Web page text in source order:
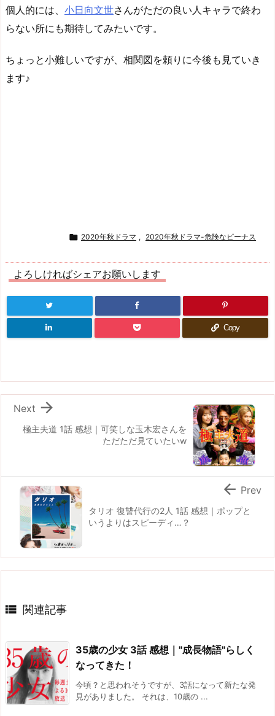
個人的には、 小日向文世さんがただの良い人キャラで終わ
らない所にも期待してみたいです。
ちょっと小難しいですが、相関図を頼りに今後も見ていき
ます♪
 2020年秋ドラマ , 2020年秋ドラマ-危険なビーナス
よろしければシェアお願いします
Copy
極主夫道 1話 感想｜可笑しな玉木宏さんを
ただただ見ていたいw

Next
タリオ 復讐代行の2人 1話 感想｜ポップと
いうよりはスピーディ…？
 Prev
 関連記事
35歳の少女 3話 感想｜"成長物語"らしく
なってきた！
今頃？と思われそうですが、3話になって新たな発
見がありました。 それは、10歳の ...